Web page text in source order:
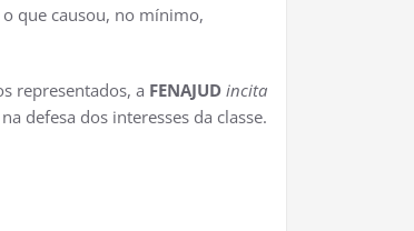
que causou, no mínimo,
representados, a FENAJUD incita
defesa dos interesses da classe.